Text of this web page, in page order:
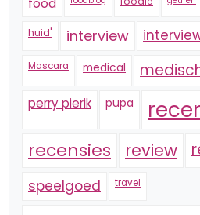
food
huid' interview
Mascara medical
perry pierik pupa
recensies review
speelgoed travel